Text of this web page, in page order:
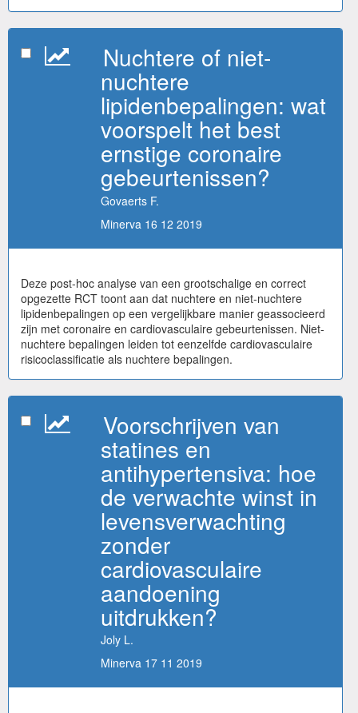
Nuchtere of niet-
nuchtere
lipidenbepalingen: wat
voorspelt het best
ernstige coronaire
gebeurtenissen?
Govaerts F.
Minerva 16 12 2019
Deze post-hoc analyse van een grootschalige en correct
opgezette RCT toont aan dat nuchtere en niet-nuchtere
lipidenbepalingen op een vergelijkbare manier geassocieerd
zijn met coronaire en cardiovasculaire gebeurtenissen. Niet-
nuchtere bepalingen leiden tot eenzelfde cardiovasculaire
risicoclassificatie als nuchtere bepalingen.
Voorschrijven van
statines en
antihypertensiva: hoe
de verwachte winst in
levensverwachting
zonder
cardiovasculaire
aandoening
uitdrukken?
Joly L.
Minerva 17 11 2019